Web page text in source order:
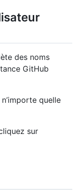
des noms
GitHub
quelle
sur